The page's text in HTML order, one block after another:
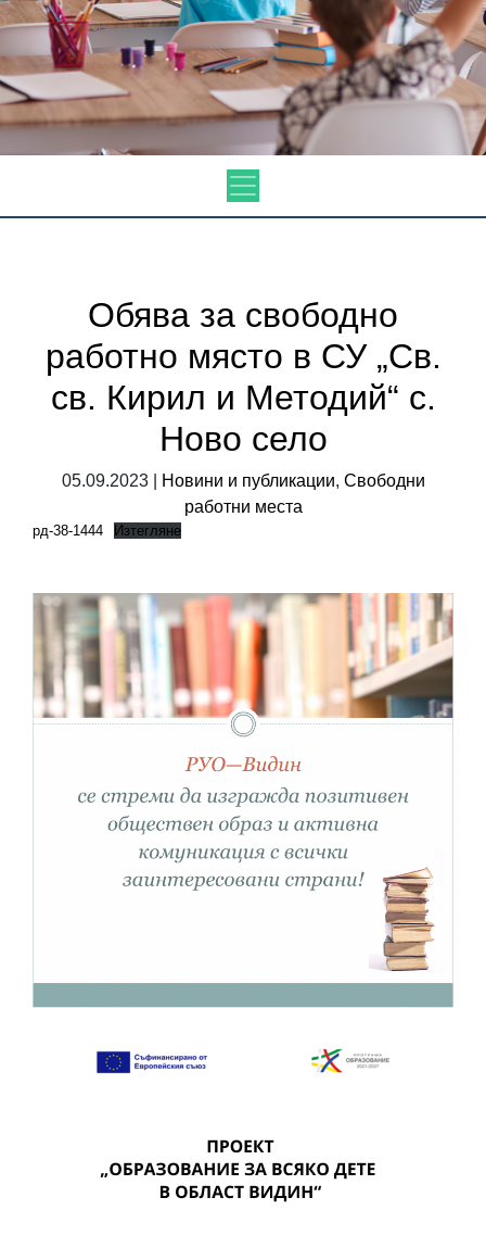
Обява за свободно
работно място в СУ „Св.
св. Кирил и Методий“ с.
Ново село
05.09.2023 | Новини и публикации, Свободни
работни места
рд-38-1444 Изтегляне